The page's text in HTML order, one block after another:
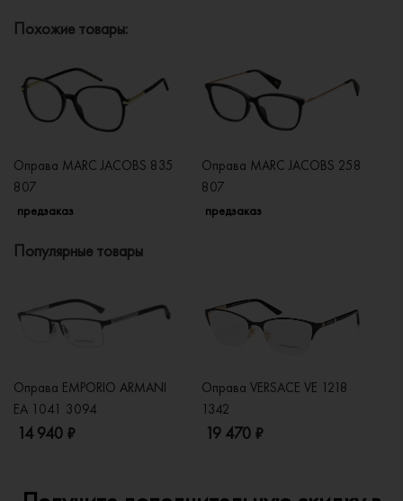
Похожие товары:
Оправа MARC JACOBS 835
807
предзаказ
Оправа MARC JACOBS 258
807
предзаказ
Популярные товары
Оправа EMPORIO ARMANI
EA 1041 3094
14 940 ₽
Оправа VERSACE VE 1218
1342
19 470 ₽